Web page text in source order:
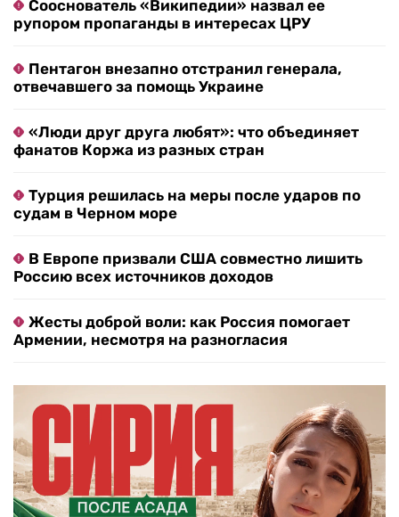
Сооснователь «Википедии» назвал ее
рупором пропаганды в интересах ЦРУ
Пентагон внезапно отстранил генерала,
отвечавшего за помощь Украине
«Люди друг друга любят»: что объединяет
фанатов Коржа из разных стран
Турция решилась на меры после ударов по
судам в Черном море
В Европе призвали США совместно лишить
Россию всех источников доходов
Жесты доброй воли: как Россия помогает
Армении, несмотря на разногласия